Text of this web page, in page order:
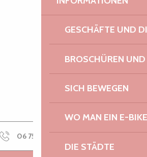
GESCHÄFTE UND
BROSCHÜREN
SICH BEWEGEN
WO MAN EIN E-
DIE STÄDTE
06 75 39 36